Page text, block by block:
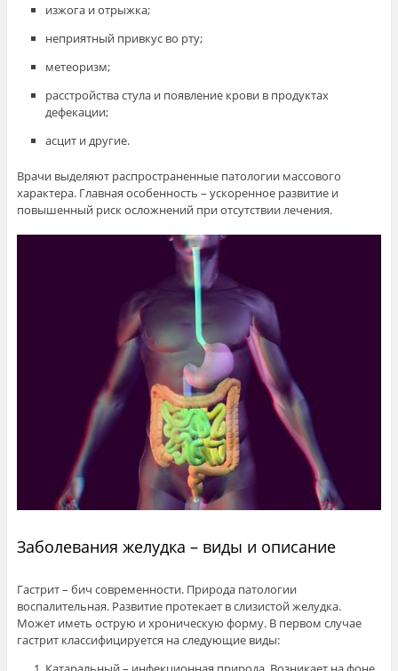
изжога и отрыжка;
неприятный привкус во рту;
метеоризм;
расстройства стула и появление крови в продуктах
дефекации;
асцит и другие.
Врачи выделяют распространенные патологии массового
характера. Главная особенность – ускоренное развитие и
повышенный риск осложнений при отсутствии лечения.
Заболевания желудка – виды и описание
Гастрит – бич современности. Природа патологии
воспалительная. Развитие протекает в слизистой желудка.
Может иметь острую и хроническую форму. В первом случае
гастрит классифицируется на следующие виды: